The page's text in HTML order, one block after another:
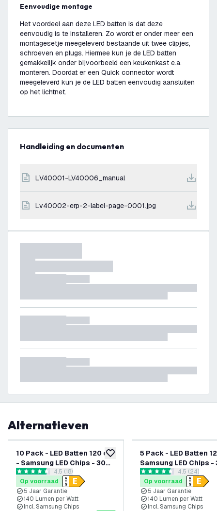
Eenvoudige montage
Het voordeel aan deze LED batten is dat deze
eenvoudig is te installeren. Zo wordt er onder meer een
montagesetje meegeleverd bestaande uit twee clipjes,
schroeven en plugs. Hiermee kun je de LED batten
gemakkelijk onder bijvoorbeeld een keukenkast e.a.
monteren. Doordat er een Quick connector wordt
meegeleverd kun je de LED batten eenvoudig aansluiten
op het lichtnet.
Handleiding en documenten
LV40001-LV40006_manual
lv40002-erp-2-label-page-0001.jpg
Alternatieven
toevoegen aan verlanglijst
10 Pack - LED Batten 120 cm
- Samsung LED Chips - 30W
- 140lm/W - 6500K - 5 Jaar
Garantie
reviews drawer openen
4.5 score sterren4.5 (18)
Op voorraad
5 Jaar Garantie
140 Lumen per Watt
Incl. Samsung Chips
5 Pack - LED Batten
Samsung LED Chips -
140lm/W - 4000K - 5
Garantie
reviews
4.5 score sterren4.5 (24)
Op voorraad
5 Jaar Garantie
140 Lumen per Watt
Incl. Samsung Chips